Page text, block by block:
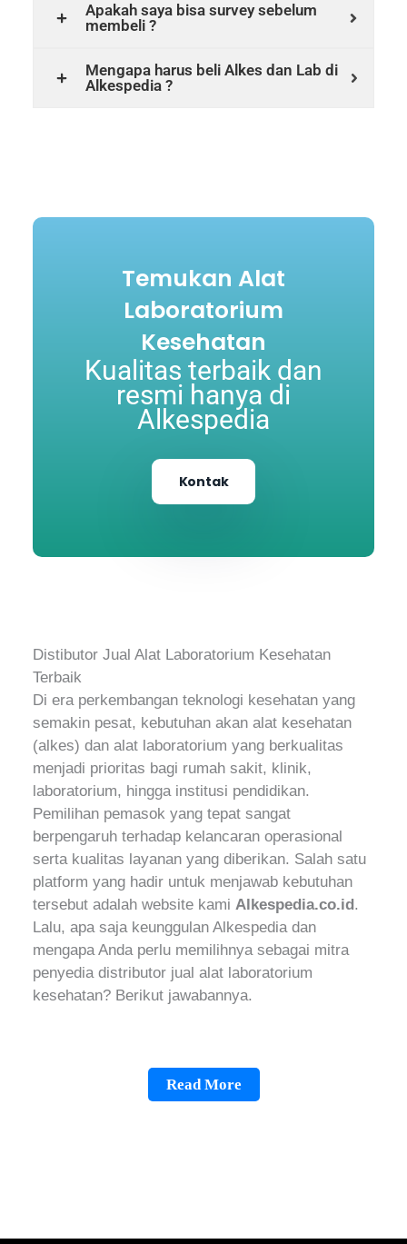
Apakah saya bisa survey sebelum
membeli ?
Mengapa harus beli Alkes dan Lab di
Alkespedia ?
Temukan Alat
Laboratorium
Kesehatan
Kualitas terbaik dan
resmi hanya di
Alkespedia
Kontak
Distibutor Jual Alat Laboratorium Kesehatan
Terbaik
Di era perkembangan teknologi kesehatan yang
semakin pesat, kebutuhan akan alat kesehatan
(alkes) dan alat laboratorium yang berkualitas
menjadi prioritas bagi rumah sakit, klinik,
laboratorium, hingga institusi pendidikan.
Pemilihan pemasok yang tepat sangat
berpengaruh terhadap kelancaran operasional
serta kualitas layanan yang diberikan. Salah satu
platform yang hadir untuk menjawab kebutuhan
tersebut adalah website kamiAlkespedia.co.id.
Lalu, apa saja keunggulan Alkespedia dan
mengapa Anda perlu memilihnya sebagai mitra
penyedia distributor jual alat laboratorium
kesehatan? Berikut jawabannya.
Laboratorium dan Kesehatan
1. Pusat Informasi dan Penjualan Alat Kesehatan
Read More